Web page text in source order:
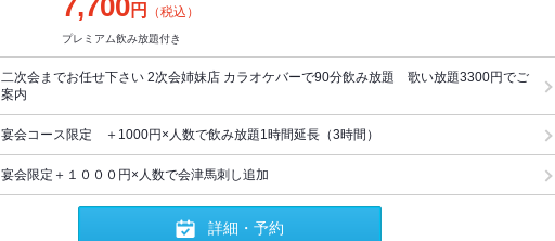
7,700円 （税込）
プレミアム飲み放題付き
二次会までお任せ下さい 2次会姉妹店 カラオケバーで90分飲み放題 歌い放題3300円でご
案内
宴会コース限定 ＋1000円×人数で飲み放題1時間延長（3時間）
宴会限定＋１０００円×人数で会津馬刺し追加
詳細・予約